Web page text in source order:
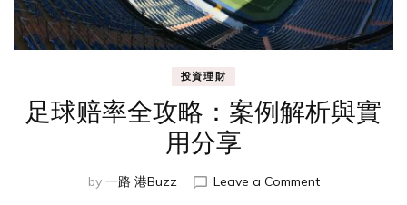
投資理財
足球赔率全攻略：案例解析與實
用分享
by 一路 港Buzz Leave a Commenton